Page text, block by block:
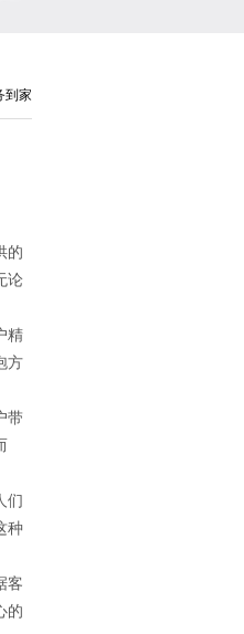
到家
的
论
精
方
带
们
种
客
的